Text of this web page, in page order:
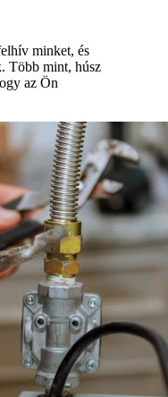
minket, és
Több mint, húsz
az Ön